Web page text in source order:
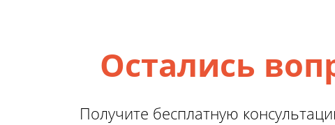
Остались
Получите бесплатную